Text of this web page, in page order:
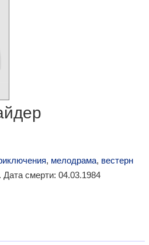
, мелодрама, вестерн
смерти: 04.03.1984